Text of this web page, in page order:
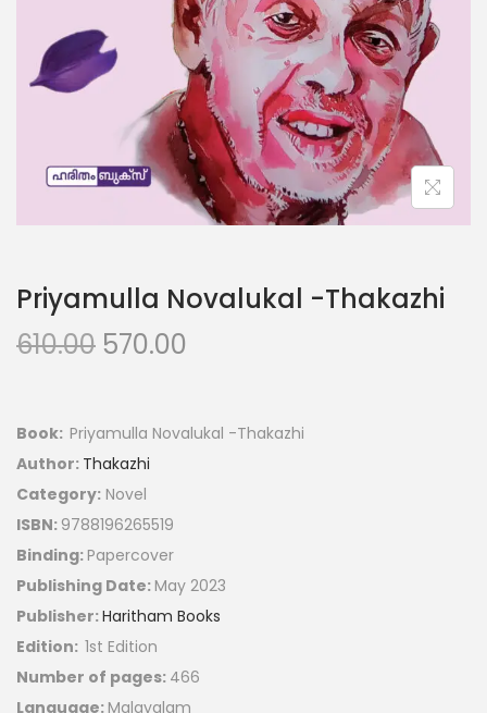
Priyamulla Novalukal -Thakazhi
610.00 570.00
Book: Priyamulla Novalukal -Thakazhi
Author: Thakazhi
Category: Novel
ISBN: 9788196265519
Binding: Papercover
Publishing Date: May 2023
Publisher:Haritham Books
Edition: 1st Edition
Number of pages: 466
Language: Malayalam